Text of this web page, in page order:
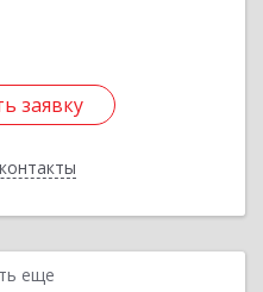
заявку
заявку
еще